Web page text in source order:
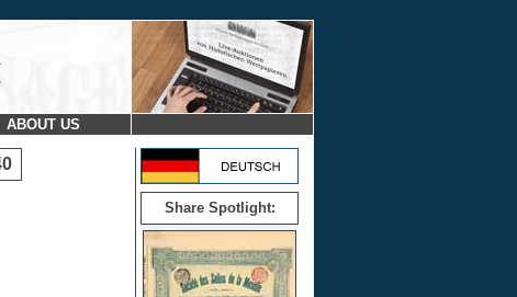
ABOUT US
Share Spotlight: